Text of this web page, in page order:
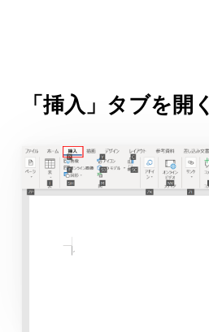
「挿入」タブを開く